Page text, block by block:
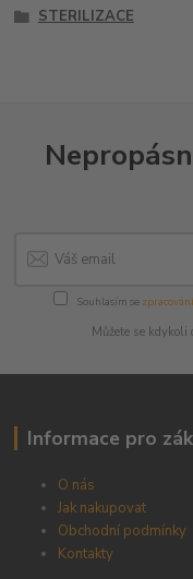
STERILIZACE
Souhlasím se
Můžete se
Informace pro
O nás
Jak nakupovat
Obchodní podmínky
Kontakty